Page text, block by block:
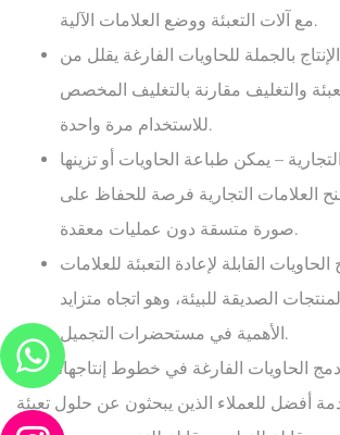
مع آلات التعبئة ووضع العلامات الآلية.
بالجملة للحاويات الفارغة يقلل من
والتغليف مقارنة بالتغليف المخصص
للاستخدام مرة واحدة.
– يمكن طباعة الحاويات أو تزينها
العلامات التجارية فرصة للحفاظ على
صورة متسقة دون عمليات معقدة.
القابلة لإعادة التعبئة للعلامات
الصديقة للبيئة، وهو اتجاه متزايد
الأهمية في مستحضرات التجميل.
الحاويات الفارغة في خطوط إنتاجها، يمكن
أفضل للعملاء الذين يبحثون عن حلول تعبئة